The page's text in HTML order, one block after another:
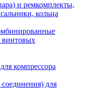
и ремкомплекты,
кольца
винтовых
компрессора
для